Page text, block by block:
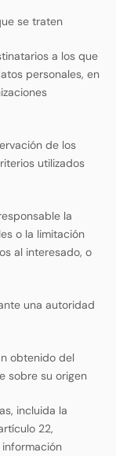
se traten
a los que
personales, en
de los
utilizados
la
o la limitación
al interesado, o
una autoridad
obtenido del
sobre su origen
incluida la
22,
información